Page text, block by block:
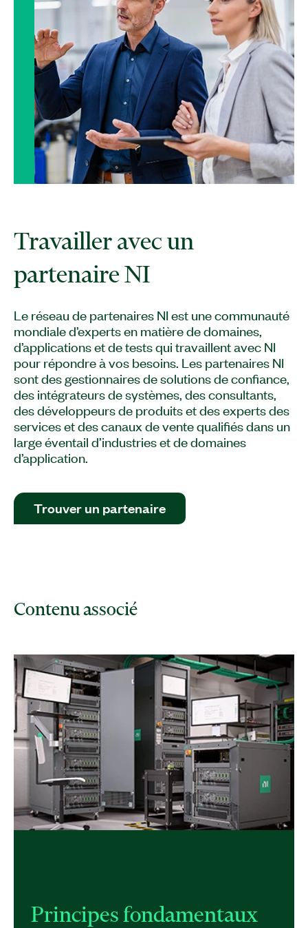
Travailler avec un
Le réseau de partenaires NI est une communauté
mondiale d’experts en matière de domaines,
d’applications et de tests qui travaillent avec NI
pour répondre à vos besoins. Les partenaires NI
sont des gestionnaires de solutions de confiance,
des intégrateurs de systèmes, des consultants,
des développeurs de produits et des experts des
services et des canaux de vente qualifiés dans un
large éventail d’industries et de domaines
d’application.
Trouver un partenaire
Contenu associé
Principes fondamentaux